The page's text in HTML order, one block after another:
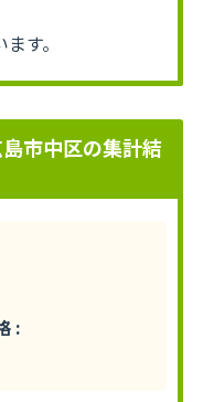
す。
市中区の集計結
: